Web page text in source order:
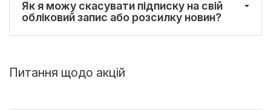
Як я можу скасувати підписку на свій
обліковий запис або розсилку новин?
Питання щодо акцій